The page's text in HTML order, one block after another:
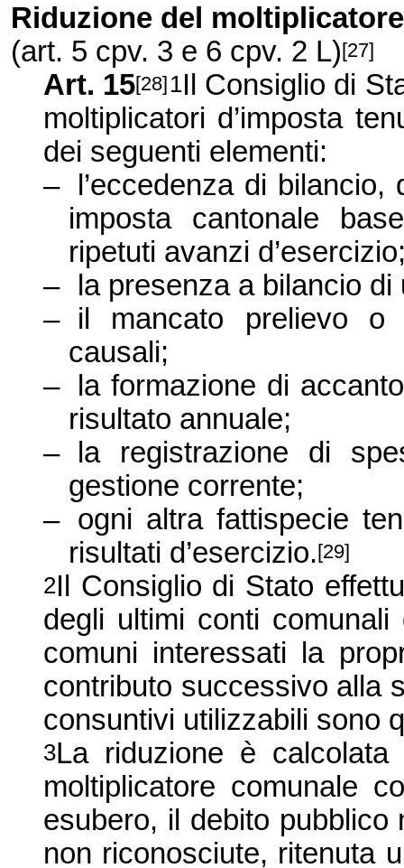
Riduzione del
(art. 5 cpv. 3 e 6 cpv. 2 L)[27]
Art. 15[28] 1Il Consiglio di
moltiplicatori d’imposta
dei seguenti elementi:
–
l’eccedenza di
imposta cantonale
ripetuti avanzi
–
la presenza a bilancio
–
il mancato prelievo o
causali;
–
la formazione di
risultato annuale;
–
la registrazione di
gestione corrente;
– ogni altra fattispecie
risultati d’esercizio.[29]
2Il Consiglio di Stato
degli ultimi conti
comuni interessati la
contributo successivo alla
consuntivi utilizzabili sono
3La riduzione è
moltiplicatore comunale
esubero, il debito
non riconosciute, ritenuta